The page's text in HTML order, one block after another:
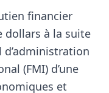
financier
dollars à la suite
d’administration
(FMI) d’une
et